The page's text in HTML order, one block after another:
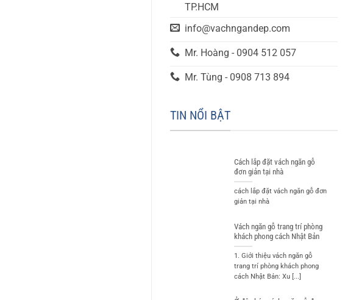
TP.HCM
info@vachngandep.com
Mr. Hoàng - 0904 512 057
Mr. Tùng - 0908 713 894
TIN NỔI BẬT
Cách lắp đặt vách ngăn gỗ
đơn giản tại nhà
cách lắp đặt vách ngăn gỗ đơn
giản tại nhà
Vách ngăn gỗ trang trí phòng
khách phong cách Nhật Bản
1. Giới thiệu vách ngăn gỗ
trang trí phòng khách phong
cách Nhật Bản: Xu [...]